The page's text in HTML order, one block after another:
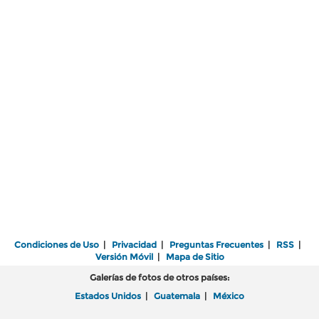
Condiciones de Uso | Privacidad | Preguntas Frecuentes | RSS |
Versión Móvil| Mapa de Sitio
Galerías de fotos de otros países:
Estados Unidos | Guatemala | México